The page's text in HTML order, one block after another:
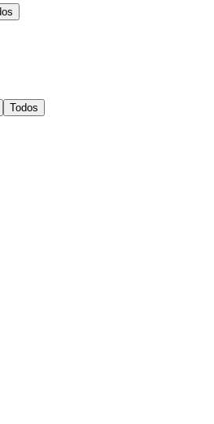
Todos